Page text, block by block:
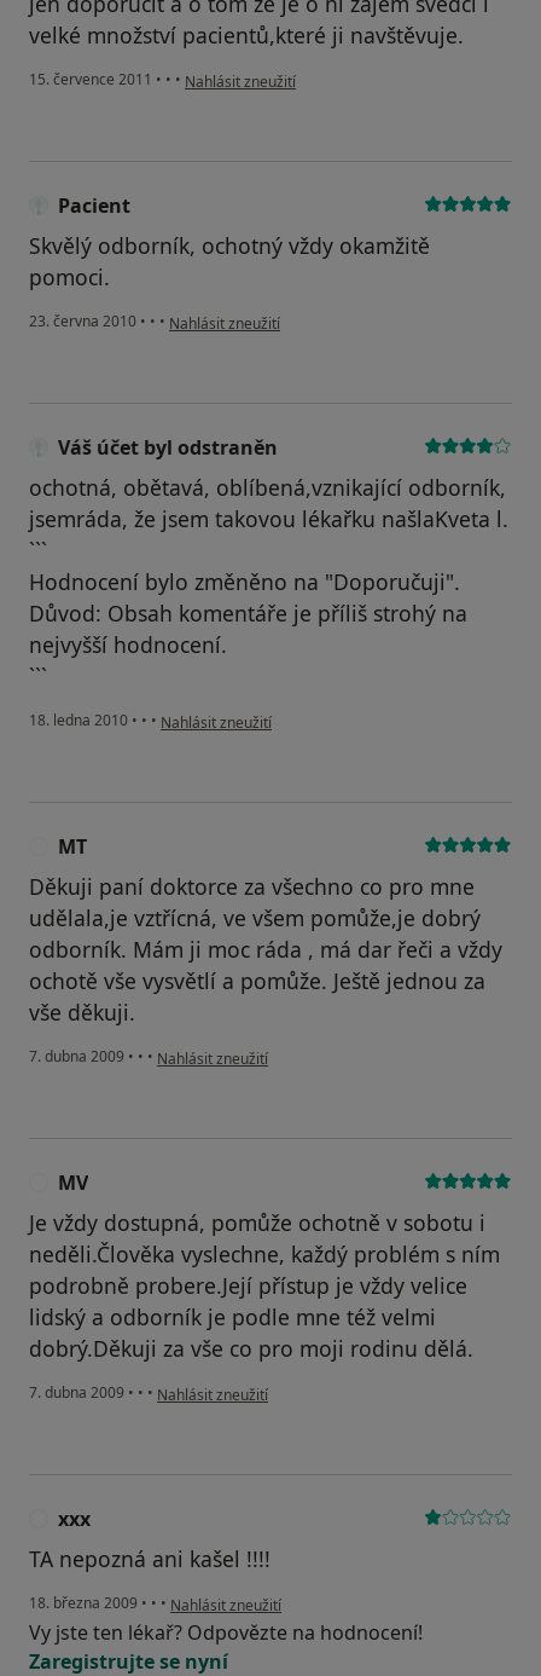
velké množství pacientů,které ji navštěvuje.
15. července 2011 • • • podle názoru uživatele Váš účet byl odstraněn
Nahlásit zneužití
Pacient
Skvělý odborník, ochotný vždy okamžitě
pomoci.
23. června 2010 • • • podle názoru uživatele Pacient
Nahlásit zneužití
Váš účet byl odstraněn
ochotná, obětavá, oblíbená,vznikající odborník,
jsemráda, že jsem takovou lékařku našlaKveta l.
```
Hodnocení bylo změněno na "Doporučuji".
Důvod: Obsah komentáře je příliš strohý na
nejvyšší hodnocení.
```
18. ledna 2010 • • • podle názoru uživatele Váš účet byl odstraněn
Nahlásit zneužití
MT
Děkuji paní doktorce za všechno co pro mne
udělala,je vztřícná, ve všem pomůže,je dobrý
odborník. Mám ji moc ráda , má dar řeči a vždy
ochotě vše vysvětlí a pomůže. Ještě jednou za
vše děkuji.
7. dubna 2009 • • • podle názoru uživatele MT
Nahlásit zneužití
MV
Je vždy dostupná, pomůže ochotně v sobotu i
neděli.Člověka vyslechne, každý problém s ním
podrobně probere.Její přístup je vždy velice
lidský a odborník je podle mne též velmi
dobrý.Děkuji za vše co pro moji rodinu dělá.
7. dubna 2009 • • • podle názoru uživatele MV
Nahlásit zneužití
xxx
TA nepozná ani kašel !!!!
18. března 2009 • • • podle názoru uživatele xxx
Nahlásit zneužití
Vy jste ten lékař? Odpovězte na hodnocení!
Zaregistrujte se nyní